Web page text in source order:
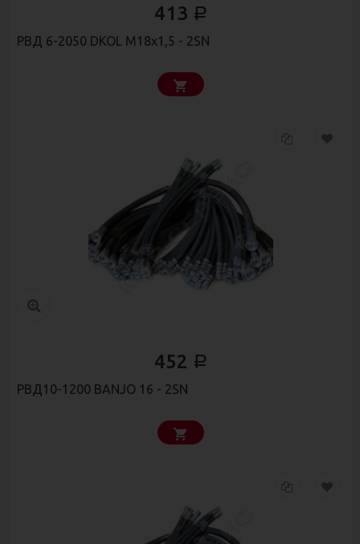
413 Р
РВД 6-2050 DKOL М18x1,5 - 2SN
452 Р
РВД10-1200 BANJO 16 - 2SN